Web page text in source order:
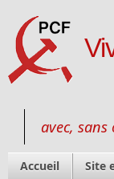
avec,
Accueil Site